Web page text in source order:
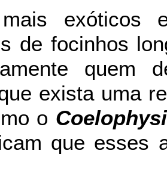
exóticos
de focinhos
quem
exista uma
o
que esses